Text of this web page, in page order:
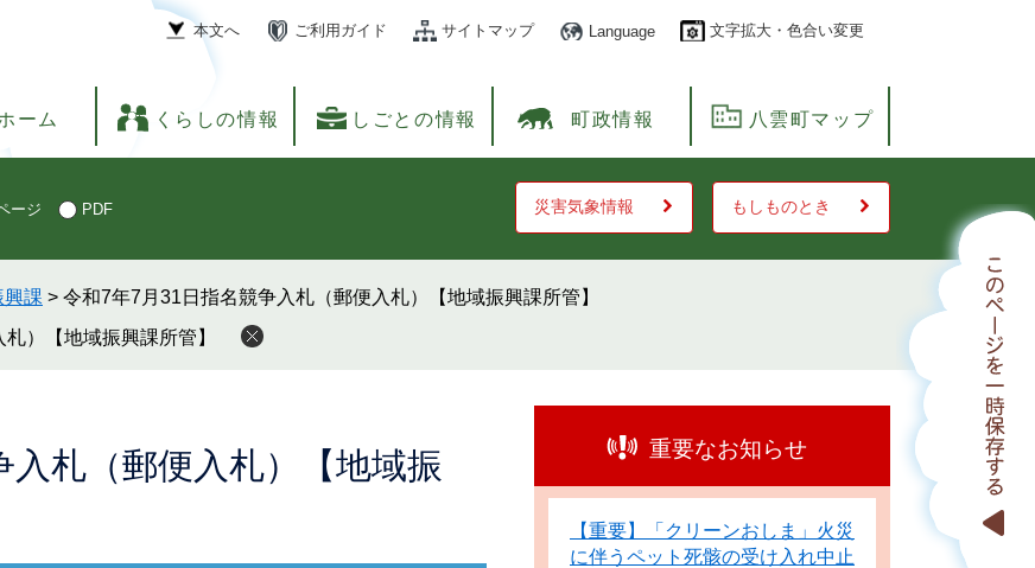
本文へ ご利用ガイド サイトマップ Language 文字拡大・色合い変更
ーム くらしの情報 しごとの情報 町政情報 八雲町マップ
ージ PDF 災害気象情報 もしものとき
興課 > 令和7年7月31日指名競争入札（郵便入札）【地域振興課所管】
）【地域振興課所管】
札（郵便入札）【地域振
重要なお知らせ
【重要】「クリーンおしま」火災
に伴うペット死骸の受け入れ中止